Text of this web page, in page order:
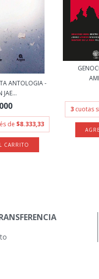
ANTOLOGIA -
JAE...
de $8.333,33
3 cuotas